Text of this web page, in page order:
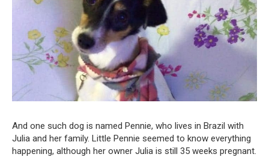
And one such dog is named Pennie, who lives in Brazil with
Julia and her family. Little Pennie seemed to know everything
happening, although her owner Julia is still 35 weeks pregnant.